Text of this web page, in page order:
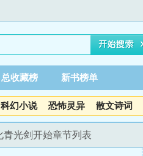
总收藏榜 新书榜单
科幻小说 恐怖灵异 散文诗词
青光剑开始章节列表